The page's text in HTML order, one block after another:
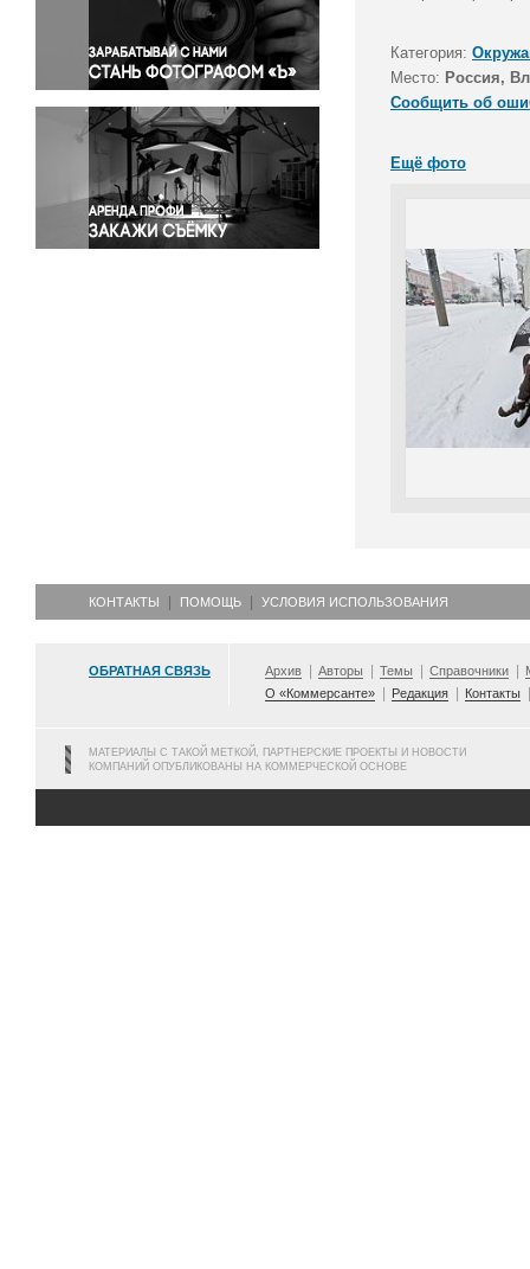
Правосудие
Происшествия и конфликты
Религия
Светская жизнь
Спорт
Экология
Экономика и бизнес
Категория:
Место: Россия,
Сообщить об
Ещё фото
КОНТАКТЫ ПОМОЩЬ УСЛОВИЯ ИСПОЛЬЗОВАНИЯ
ОБРАТНАЯ СВЯЗЬ Архив Авторы Темы Справочники
О «Коммерсанте»
Редакция Контакты
МАТЕРИАЛЫ С ТАКОЙ МЕТКОЙ, ПАРТНЕРСКИЕ ПРОЕКТЫ И НОВОСТИ
КОМПАНИЙ ОПУБЛИКОВАНЫ НА КОММЕРЧЕСКОЙ ОСНОВЕ